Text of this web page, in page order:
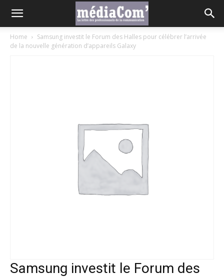
Home
Samsung investit le Forum des Halles pour célébrer l’arrivée
de la nouvelle génération d’appareils Galaxy
Samsung investit le Forum des